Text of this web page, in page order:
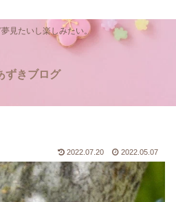
見たいし楽しみたい。
ずきブログ
2022.07.20 2022.05.07